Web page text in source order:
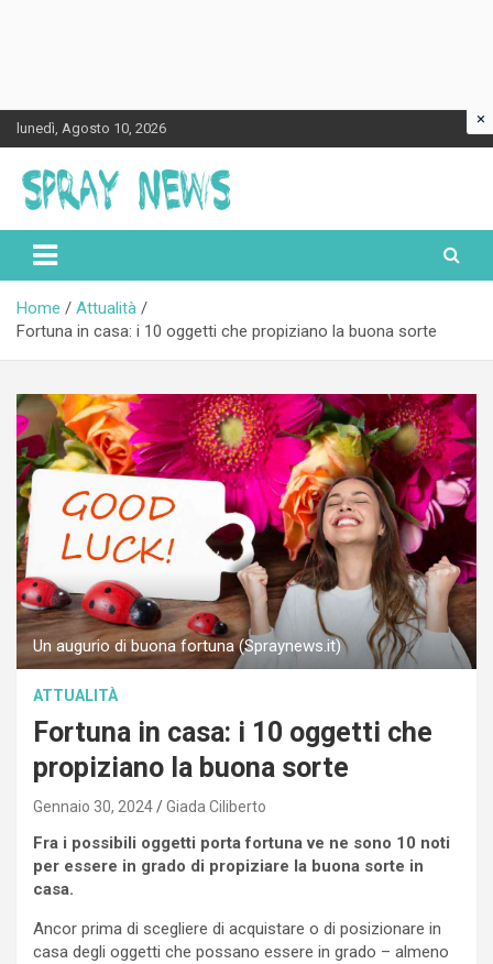
Skip
to
content
lunedì, Agosto 10, 2026
Spraynews.it
Home
Attualità
Fortuna in casa: i 10 oggetti che propiziano la buona sorte
Un augurio di buona fortuna (Spraynews.it)
ATTUALITÀ
Fortuna in casa: i 10 oggetti che
propiziano la buona sorte
Gennaio 30, 2024 Giada Ciliberto
Fra i possibili oggetti porta fortuna ve ne sono 10 noti
per essere in grado di propiziare la buona sorte in
casa.
Ancor prima di scegliere di acquistare o di posizionare in
casa degli oggetti che possano essere in grado – almeno
×